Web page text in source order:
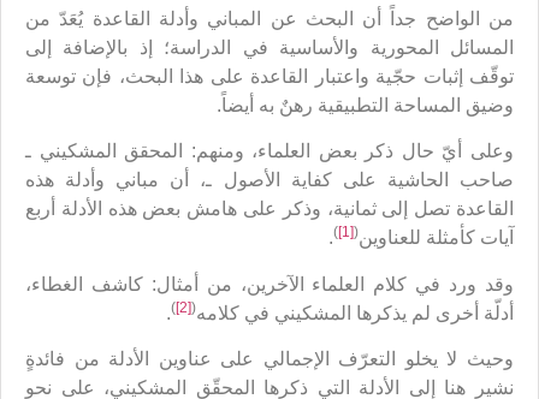
من الواضح جداً أن البحث عن المباني وأدلة القاعدة يُعَدّ من
المسائل المحورية والأساسية في الدراسة؛ إذ بالإضافة إلى
توقّف إثبات حجّية واعتبار القاعدة على هذا البحث، فإن توسعة
وضيق المساحة التطبيقية رهنٌ به أيضاً.
وعلى أيّ حال ذكر بعض العلماء، ومنهم: المحقق المشكيني ـ
صاحب الحاشية على كفاية الأصول ـ، أن مباني وأدلة هذه
القاعدة تصل إلى ثمانية، وذكر على هامش بعض هذه الأدلة أربع
آيات كأمثلة للعناوين(
[1]
)
.
وقد ورد في كلام العلماء الآخرين، من أمثال: كاشف الغطاء،
أدلّة أخرى لم يذكرها المشكيني في كلامه(
[2]
)
.
وحيث لا يخلو التعرّف الإجمالي على عناوين الأدلة من فائدةٍ
نشير هنا إلى الأدلة التي ذكرها المحقّق المشكيني، على نحو